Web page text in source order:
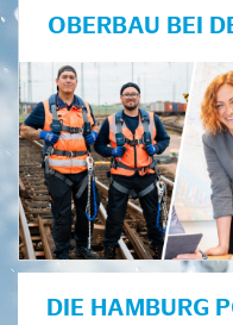
OBERBAU BEI
DIE HAMBURG